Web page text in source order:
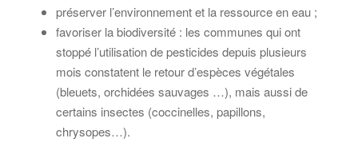
préserver l’environnement et la ressource en eau ;
favoriser la biodiversité : les communes qui ont
stoppé l’utilisation de pesticides depuis plusieurs
mois constatent le retour d’espèces végétales
(bleuets, orchidées sauvages …), mais aussi de
certains insectes (coccinelles, papillons,
chrysopes…).